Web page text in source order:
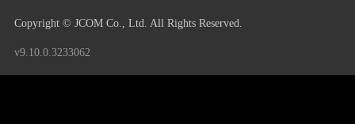
Copyright © JCOM Co., Ltd. All Rights Reserved.
v9.10.0.3233062